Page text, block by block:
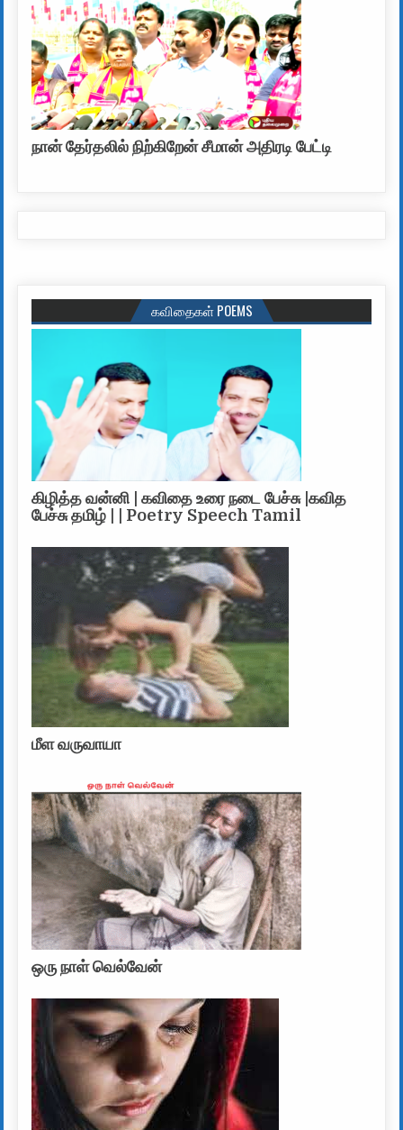
நான் தேர்தலில் நிற்கிறேன் சீமான் அதிரடி பேட்டி
கவிதைகள் POEMS
கிழித்த வன்னி | கவிதை உரை நடை பேச்சு |கவித
பேச்சு தமிழ் | | Poetry Speech Tamil
மீள வருவாயா
ஒரு நாள் வெல்வேன்